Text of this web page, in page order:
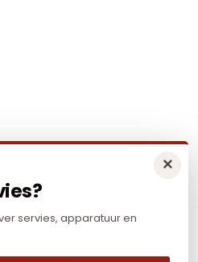
×
servies, apparatuur en